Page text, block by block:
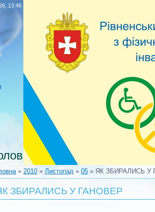
13:46
» 2010 » Листопад » 05 » ЯК ЗБИРАЛИСЬ У
ЗБИРАЛИСЬ У ГАНОВЕР